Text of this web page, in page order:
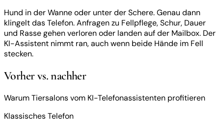
Hund in der Wanne oder unter der Schere. Genau dann
klingelt das Telefon. Anfragen zu Fellpflege, Schur, Dauer
und Rasse gehen verloren oder landen auf der Mailbox. Der
KI-Assistent nimmt ran, auch wenn beide Hände im Fell
stecken.
Vorher vs. nachher
Warum Tiersalons vom KI-Telefonassistenten profitieren
Klassisches Telefon